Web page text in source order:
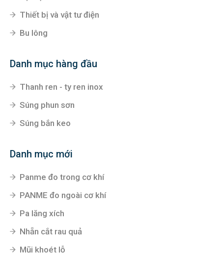
Vật liệu mài cắt
Danh mục hàng đầu
Thanh ren - ty ren inox
Danh mục mới